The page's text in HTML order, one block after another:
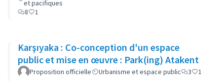
et pacifiques
8
1
Karşıyaka : Co-conception d'un espace
public et mise en œuvre : Park(ing) Atakent
Proposition officielle Urbanisme et espace public 3 1